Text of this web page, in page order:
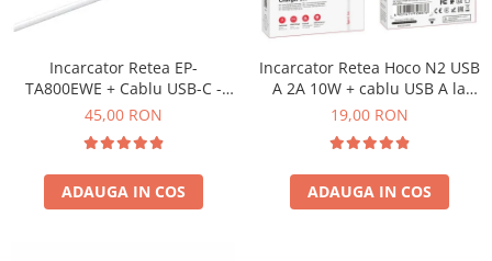
Galaxy S
SAMSUNG S COMPATIBILE
S20 FE 4G / G780
S20 FE 5G / G781
FLIP SERVICE PACK
Incarcator Retea EP-
TA800EWE + Cablu USB-C -
USB-C SAMSUNG 25W Service
45,00 RON
ADAUGA IN COS
Incarcator Retea Hoco N2 USB
A 2A 10W + cablu USB A la
USB C - ALB
19,00 RON
ADAUGA IN COS